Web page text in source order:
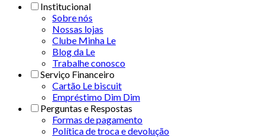
Institucional
Sobre nós
Nossas lojas
Clube Minha Le
Blog da Le
Trabalhe conosco
Serviço Financeiro
Cartão Le biscuit
Empréstimo Dim Dim
Perguntas e Respostas
Formas de pagamento
Política de troca e devolução